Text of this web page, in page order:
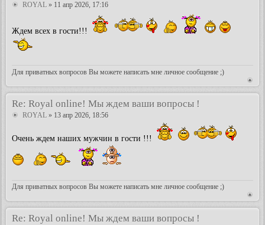
ROYAL » 11 апр 2026, 17:16
Ждем всех в гости!!!
Для приватных вопросов Вы можете написать мне личное сообщение ;)
Re: Royal online! Мы ждем ваши вопросы !
ROYAL » 13 апр 2026, 18:56
Очень ждем наших мужчин в гости !!!
Для приватных вопросов Вы можете написать мне личное сообщение ;)
Re: Royal online! Мы ждем ваши вопросы !